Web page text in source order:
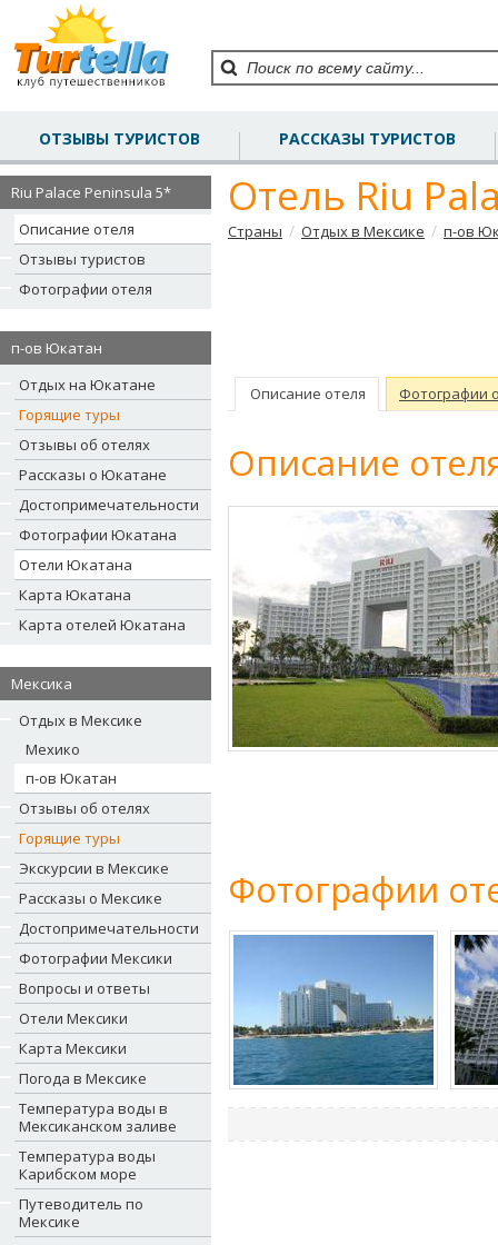
ОТЗЫВЫ ТУРИСТОВ РАССКАЗЫ ТУРИСТОВ
Riu Palace Peninsula 5*
Описание отеля
Отзывы туристов
Фотографии отеля
п-ов Юкатан
Отдых на Юкатане
Горящие туры
Отзывы об отелях
Рассказы о Юкатане
Достопримечательности
Фотографии Юкатана
Отели Юкатана
Карта Юкатана
Карта отелей Юкатана
Мексика
Отдых в Мексике
Мехико
п-ов Юкатан
Отзывы об отелях
Горящие туры
Экскурсии в Мексике
Рассказы о Мексике
Достопримечательности
Фотографии Мексики
Вопросы и ответы
Отели Мексики
Карта Мексики
Погода в Мексике
Температура воды в
Мексиканском заливе
Температура воды
Карибском море
Путеводитель по
Мексике
Отель Riu
Страны / Отдых в Мексике / п-ов
Описание отеля Фотографии
Описание
Фотографии